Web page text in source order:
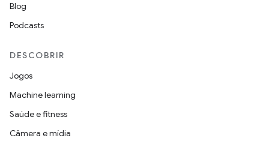
Blog
Podcasts
DESCOBRIR
Jogos
Machine learning
Saúde e fitness
Câmera e mídia